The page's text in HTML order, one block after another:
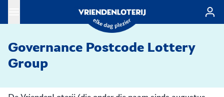
Ga naar de hoofdinhoud
Governance Postcode Lottery
Group